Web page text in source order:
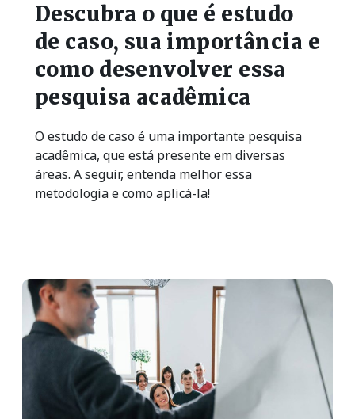
Descubra o que é estudo
de caso, sua importância e
como desenvolver essa
pesquisa acadêmica
O estudo de caso é uma importante pesquisa
acadêmica, que está presente em diversas
áreas. A seguir, entenda melhor essa
metodologia e como aplicá-la!